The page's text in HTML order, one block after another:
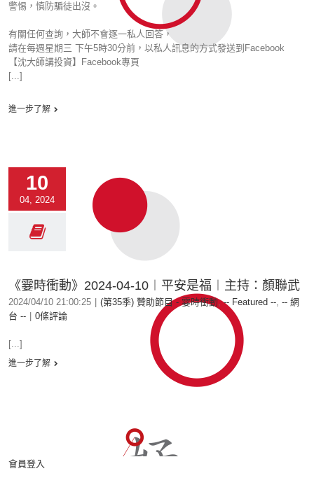
警惕，慎防騙徒出沒。
有關任何查詢，大師不會逐一私人回答，
請在每週星期三 下午5時30分前，以私人訊息的方式發送到Facebook
【沈大師講投資】Facebook專頁
[...]
進一步了解
10
04, 2024
《霎時衝動》2024-04-10︱平安是福︱主持：顏聯武
2024/04/10 21:00:25 (第35季) 贊助節目 - 霎時衝動,-- Featured --, -- 網
台 --
0條評論
[...]
進一步了解
會員登入